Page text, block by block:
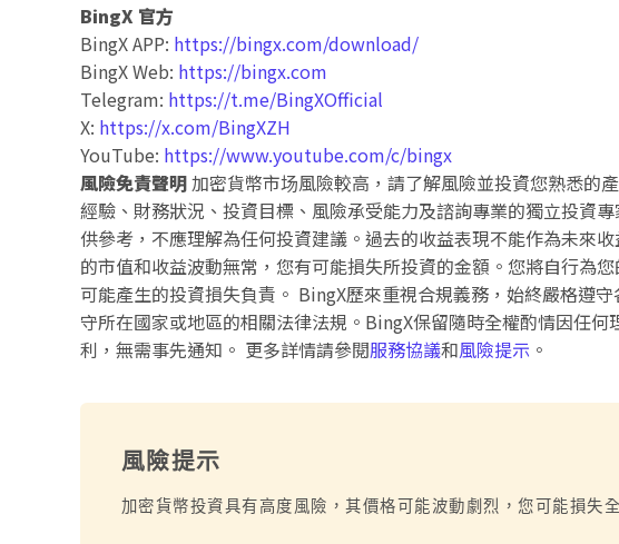
BingX 官方
BingX APP: https://bingx.com/download/
BingX Web: https://bingx.com
Telegram: https://t.me/BingXOfficial
X: https://x.com/BingXZH
YouTube: https://www.youtube.com/c/bingx
風險免責聲明加密貨幣市场風險較高，請了解風險並投資您熟悉的
經驗、財務狀況、投資目標、風險承受能力及諮詢專業的獨立投資
供參考，不應理解為任何投資建議。過去的收益表現不能作為未來
的市值和收益波動無常，您有可能損失所投資的金額。您將自行為
可能產生的投資損失負責。 BingX歷來重視合規義務，始終嚴格遵
守所在國家或地區的相關法律法規。BingX保留隨時全權酌情因任
利，無需事先通知。 更多詳情請參閱服務協議和風險提示 。
風險提示
加密貨幣投資具有高度風險，其價格可能波動劇烈，您可能損失